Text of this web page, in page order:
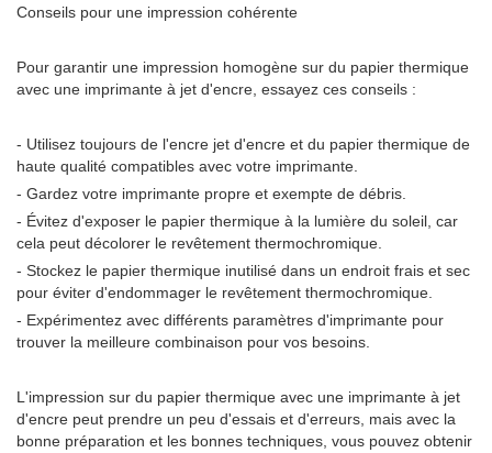
Conseils pour une impression cohérente
Pour garantir une impression homogène sur du papier thermique
avec une imprimante à jet d'encre, essayez ces conseils :
- Utilisez toujours de l'encre jet d'encre et du papier thermique de
haute qualité compatibles avec votre imprimante.
- Gardez votre imprimante propre et exempte de débris.
- Évitez d'exposer le papier thermique à la lumière du soleil, car
cela peut décolorer le revêtement thermochromique.
- Stockez le papier thermique inutilisé dans un endroit frais et sec
pour éviter d'endommager le revêtement thermochromique.
- Expérimentez avec différents paramètres d'imprimante pour
trouver la meilleure combinaison pour vos besoins.
L'impression sur du papier thermique avec une imprimante à jet
d'encre peut prendre un peu d'essais et d'erreurs, mais avec la
bonne préparation et les bonnes techniques, vous pouvez obtenir